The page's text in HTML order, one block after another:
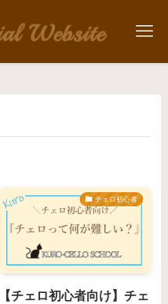
チェロ初心者
【チェロ初心者向け】チェ